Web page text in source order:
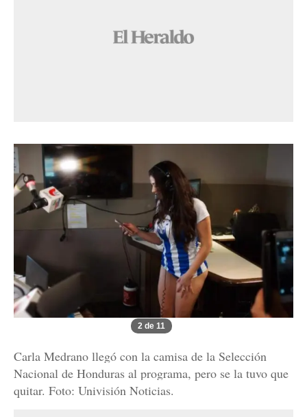
2 de 11
Carla Medrano llegó con la camisa de la Selección
Nacional de Honduras al programa, pero se la tuvo que
quitar. Foto: Univisión Noticias.